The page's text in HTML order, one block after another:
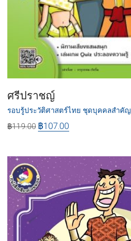
ศรีปราชญ์
รอบรู้ประวัติศาสตร์ไทย ชุดบุคคลสำคัญ
฿119.00 ฿107.00